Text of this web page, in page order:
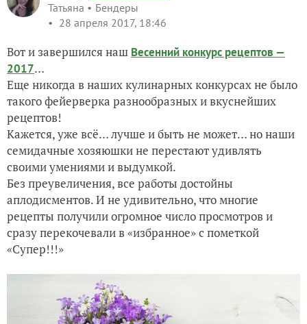
Татьяна
Бендеры
28 апреля 2017, 18:46
Вот и завершился наш Весенний конкурс рецептов —
2017…
Еще никогда в наших кулинарных конкурсах не было
такого фейерверка разнообразных и вкуснейших
рецептов!
Кажется, уже всё… лучше и быть не может… но наши
семидачные хозяюшки не перестают удивлять
своими умениями и выдумкой.
Без преувеличения, все работы достойны
аплодисментов. И не удивительно, что многие
рецепты получили огромное число просмотров и
сразу перекочевали в «избранное» с пометкой
«Супер!!!»